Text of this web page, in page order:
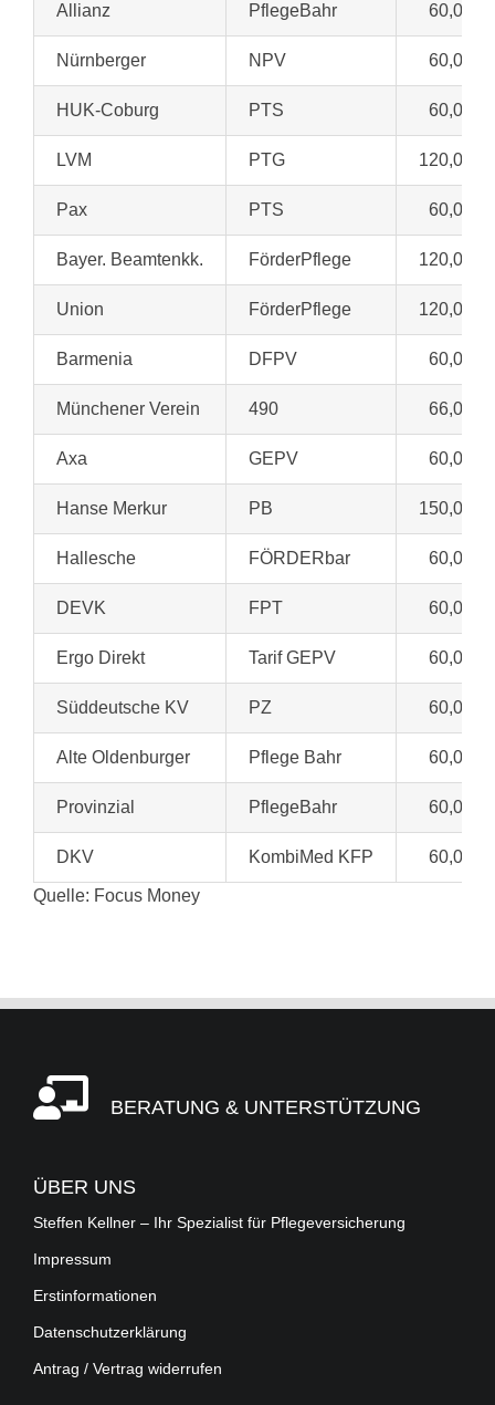
Allianz PflegeBahr 60,00 €
Nürnberger NPV 60,00 €
HUK-Coburg PTS 60,00 €
LVM PTG 120,00 €
Pax PTS 60,00 €
Bayer. Beamtenkk. FörderPflege 120,00 €
Union FörderPflege 120,00 €
Barmenia DFPV 60,00 €
Münchener Verein 490 66,00 €
Axa GEPV 60,00 €
Hanse Merkur PB 150,00 €
Hallesche FÖRDERbar 60,00 €
DEVK FPT 60,00 €
Ergo Direkt Tarif GEPV 60,00 €
Süddeutsche KV PZ 60,00 €
Alte Oldenburger Pflege Bahr 60,00 €
Provinzial PflegeBahr 60,00 €
DKV KombiMed KFP 60,00 €
Quelle: Focus Money
BERATUNG & UNTERSTÜTZUNG
ÜBER UNS
Steffen Kellner – Ihr Spezialist für Pflegeversicherung
Impressum
Erstinformationen
Datenschutzerklärung
Antrag / Vertrag widerrufen